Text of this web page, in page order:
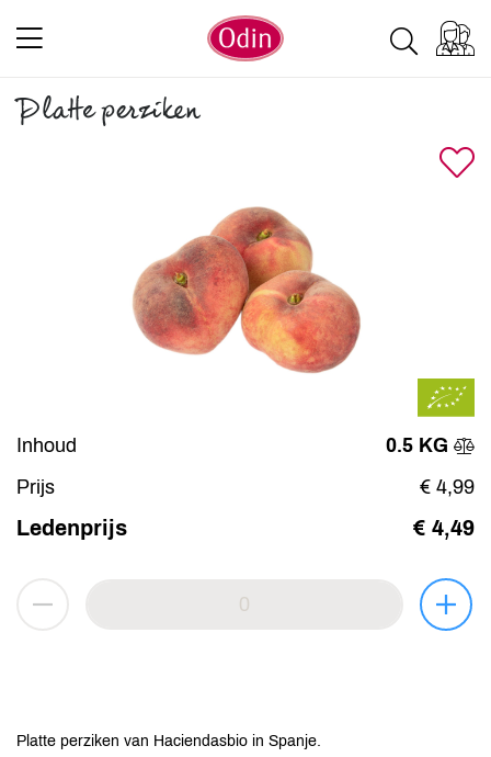
Platte perziken
Inhoud
0.5 KG
Prijs
€ 4,99
Ledenprijs € 4,49
Platte perziken van Haciendasbio in Spanje.